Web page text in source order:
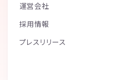
運営会社
採用情報
プレスリリース